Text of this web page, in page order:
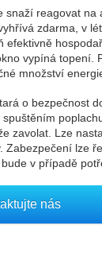
snaží reagovat
zdarma, v
efektivně
vypíná topení.
množství
o bezpečnost
zavolat. Lze
Zabezpečení lze
v případě
nás